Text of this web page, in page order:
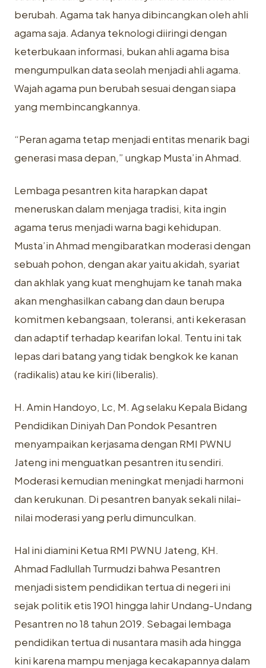
berubah. Agama tak hanya dibincangkan oleh ahli
agama saja. Adanya teknologi diiringi dengan
keterbukaan informasi, bukan ahli agama bisa
mengumpulkan data seolah menjadi ahli agama.
Wajah agama pun berubah sesuai dengan siapa
yang membincangkannya.
“Peran agama tetap menjadi entitas menarik bagi
generasi masa depan,” ungkap Musta’in Ahmad.
Lembaga pesantren kita harapkan dapat
meneruskan dalam menjaga tradisi, kita ingin
agama terus menjadi warna bagi kehidupan.
Musta’in Ahmad mengibaratkan moderasi dengan
sebuah pohon, dengan akar yaitu akidah, syariat
dan akhlak yang kuat menghujam ke tanah maka
akan menghasilkan cabang dan daun berupa
komitmen kebangsaan, toleransi, anti kekerasan
dan adaptif terhadap kearifan lokal. Tentu ini tak
lepas dari batang yang tidak bengkok ke kanan
(radikalis) atau ke kiri (liberalis).
H. Amin Handoyo, Lc, M. Ag selaku Kepala Bidang
Pendidikan Diniyah Dan Pondok Pesantren
menyampaikan kerjasama dengan RMI PWNU
Jateng ini menguatkan pesantren itu sendiri.
Moderasi kemudian meningkat menjadi harmoni
dan kerukunan. Di pesantren banyak sekali nilai-
nilai moderasi yang perlu dimunculkan.
Hal ini diamini Ketua RMI PWNU Jateng, KH.
Ahmad Fadlullah Turmudzi bahwa Pesantren
menjadi sistem pendidikan tertua di negeri ini
sejak politik etis 1901 hingga lahir Undang-Undang
Pesantren no 18 tahun 2019. Sebagai lembaga
pendidikan tertua di nusantara masih ada hingga
kini karena mampu menjaga kecakapannya dalam